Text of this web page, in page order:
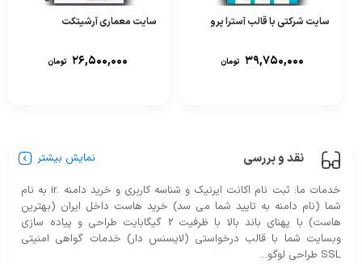
سایت شرکتی با قالب آسترا پرو
۳۹,۷۵۰,۰۰۰ تومان
سایت معماری آرشیتکت
۲۶,۵۰۰,۰۰۰ تومان
نقد و بررسی نمایش بیشتر
خدمات ما: ثبت نام اکانت ایرنیک و شناسه کاربری و خرید دامنه .ir به نام
شما (نام دامنه به تایید شما می سد) خرید هاست داخل ایران (بهترین
هاست) با پهنای باند بالا با ظرفیت 2 گیگابایت طراحی و پیاده سازی
وبسایت شما با قالب درخواستی (لایسنس دار) خدمات گواهی امنیتی
SSL طراحی لوگو...